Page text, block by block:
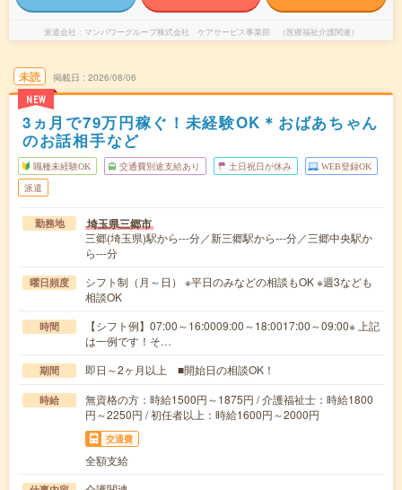
派遣会社 マンパワーグループ株式会社 ケアサービス事業部 （医療福祉介護関連）
未読
NEW
掲載日 2026/08/06
3ヵ月で79万円稼ぐ！未経験OK＊おばあちゃん
のお話相手など
職種未経験OK 交通費別途支給あり 土日祝日が休み WEB登録OK
派遣
勤務地 埼玉県三郷市
三郷(埼玉県)駅から---分／新三郷駅から---分／三郷中央駅か
ら---分
曜日頻度
シフト制（月～日） ※平日のみなどの相談もOK ※週3なども
相談OK
時間
【シフト例】07:00～16:0009:00～18:0017:00～09:00※ 上記
は一例です！そ…
期間 即日～2ヶ月以上 ■開始日の相談OK！
時給
無資格の方：時給1500円～1875円 / 介護福祉士：時給1800
円～2250円 / 初任者以上：時給1600円～2000円
交通費
全額支給